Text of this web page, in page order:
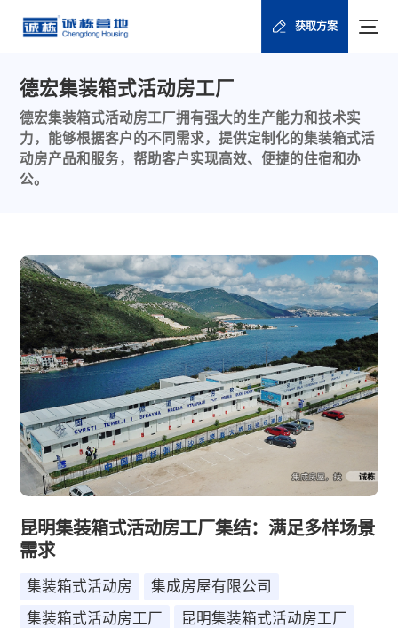
获取方案
德宏集装箱式活动房工厂
德宏集装箱式活动房工厂拥有强大的生产能力和技术实
力，能够根据客户的不同需求，提供定制化的集装箱式活
动房产品和服务，帮助客户实现高效、便捷的住宿和办
公。
昆明集装箱式活动房工厂集结：满足多样场景
需求
集装箱式活动房
集成房屋有限公司
集装箱式活动房工厂
昆明集装箱式活动房工厂